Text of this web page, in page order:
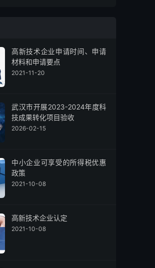
高新技术企业申请时间、申请
材料和申请要点
2021-11-20
武汉市开展2023-2024年度科
技成果转化项目验收
2026-02-15
中小企业可享受的所得税优惠
政策
2021-10-08
高新技术企业认定
2021-10-08